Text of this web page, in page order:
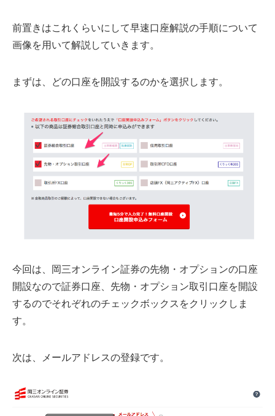
前置きはこれくらいにして早速口座解説の手順について
画像を用いて解説していきます。
まずは、どの口座を開設するのかを選択します。
今回は、岡三オンライン証券の先物・オプションの口座
開設なので証券口座、先物・オプション取引口座を開設
するのでそれぞれのチェックボックスをクリックしま
す。
次は、メールアドレスの登録です。